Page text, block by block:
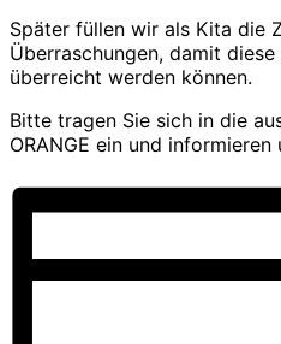
Später füllen wir als Kita die
Überraschungen, damit
überreicht werden können.
Bitte tragen Sie sich in die
ORANGE ein und